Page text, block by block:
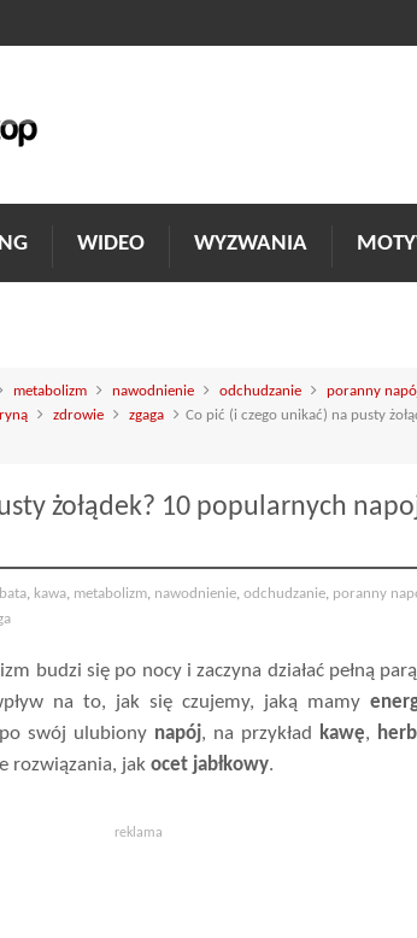
WIDEO WYZWANIA
metabolizm nawodnienie odchudzanie poranny
zdrowie zgaga
Co pić (i czego unikać) na pusty
żołądek? 10 popularnych
, kawa, metabolizm, nawodnienie, odchudzanie, poranny
budzi się po nocy i zaczyna działać pełną
na to, jak się czujemy, jaką mamy
swój ulubiony napój, na przykład kawę,
rozwiązania, jak ocet jabłkowy.
reklama